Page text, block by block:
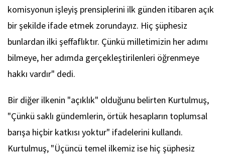
komisyonun işleyiş prensiplerini ilk günden itibaren açık
bir şekilde ifade etmek zorundayız. Hiç şüphesiz
bunlardan ilki şeffaflıktır. Çünkü milletimizin her adımı
bilmeye, her adımda gerçekleştirilenleri öğrenmeye
hakkı vardır" dedi.
Bir diğer ilkenin "açıklık" olduğunu belirten Kurtulmuş,
"Çünkü saklı gündemlerin, örtük hesapların toplumsal
barışa hiçbir katkısı yoktur" ifadelerini kullandı.
Kurtulmuş, "Üçüncü temel ilkemiz ise hiç şüphesiz